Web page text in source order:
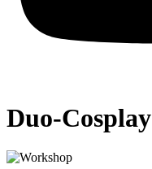
Duo-Cosplay